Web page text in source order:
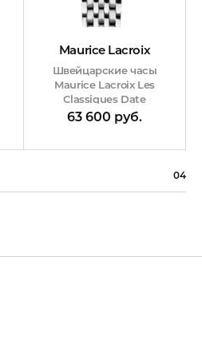
Maurice Lacroix
Швейцарские часы
Maurice Lacroix Les
Classiques Date
63 600 руб.
04